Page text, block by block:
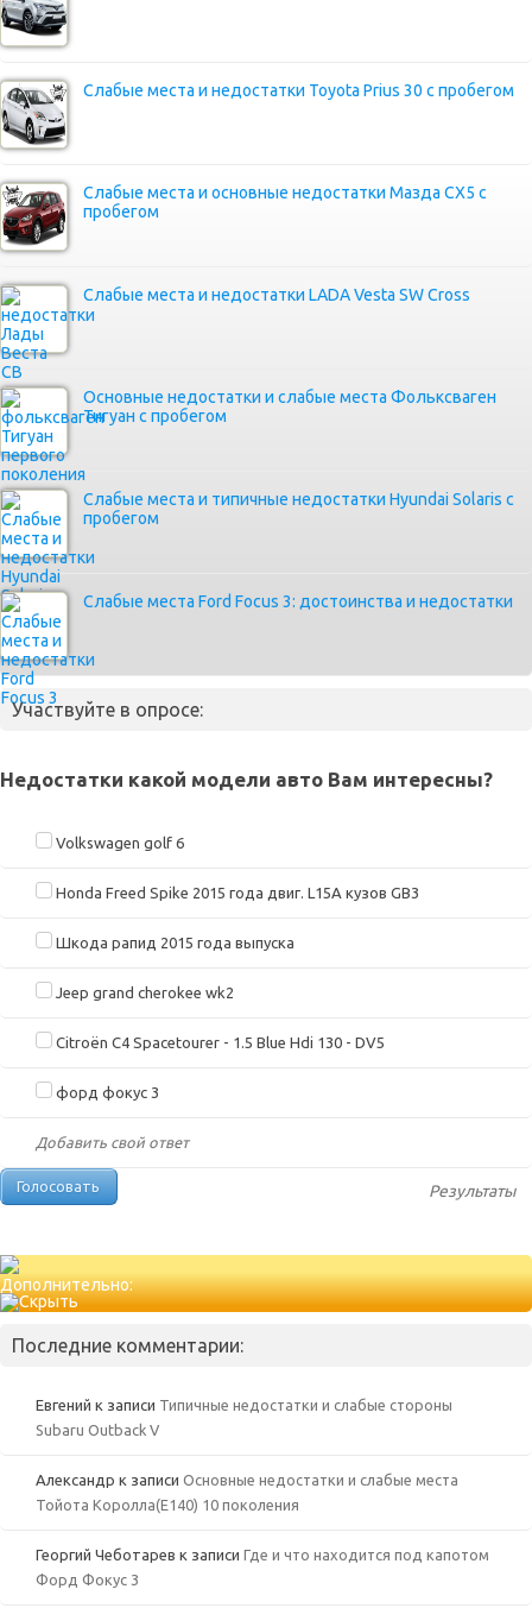
Слабые места и недостатки Toyota Prius 30 с пробегом
Слабые места и основные недостатки Мазда СХ5 с
пробегом
Слабые места и недостатки LADA Vesta SW Cross
Основные недостатки и слабые места Фольксваген
Тигуан с пробегом
Слабые места и типичные недостатки Hyundai Solaris с
пробегом
Слабые места Ford Focus 3: достоинства и недостатки
Участвуйте в опросе:
Недостатки какой модели авто Вам интересны?
Volkswagen golf 6
Honda Freed Spike 2015 года двиг. L15A кузов GB3
Шкода рапид 2015 года выпуска
Jeep grand cherokee wk2
Citroën C4 Spacetourer - 1.5 Blue Hdi 130 - DV5
форд фокус 3
Добавить свой ответ
Результаты
Дополнительно:
Последние комментарии:
Евгений к записи Типичные недостатки и слабые стороны
Subaru Outback V
Александр к записи Основные недостатки и слабые места
Тойота Королла(Е140) 10 поколения
Георгий Чеботарев к записи Где и что находится под капотом
Форд Фокус 3